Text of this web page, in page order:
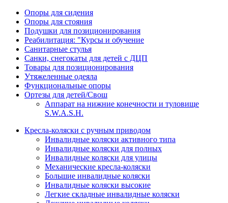
Опоры для сидения
Опоры для стояния
Подушки для позиционирования
Реабилитация: "Курсы и обучение
Санитарные стулья
Санки, снегокаты для детей с ДЦП
Товары для позиционирования
Утяжеленные одеяла
Функциональные опоры
Ортезы для детей/Свош
Аппарат на нижние конечности и туловище
S.W.A.S.H.
Кресла-коляски с ручным приводом
Инвалидные коляски активного типа
Инвалидные коляски для полных
Инвалидные коляски для улицы
Механические кресла-коляски
Большие инвалидные коляски
Инвалидные коляски высокие
Легкие складные инвалидные коляски